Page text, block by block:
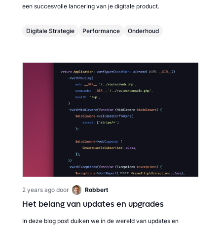
een succesvolle lancering van je digitale product.
Digitale Strategie Performance Onderhoud
2 years agodoor Robbert
Het belang van updates en upgrades
In deze blog post duiken we in de wereld van updates en